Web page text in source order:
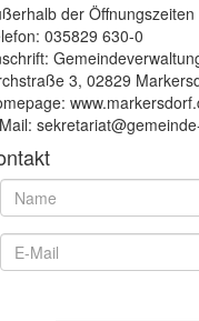
der
035829 630-0
3, 02829